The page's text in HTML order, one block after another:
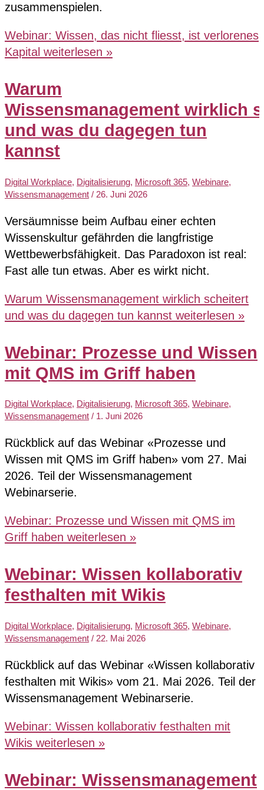
zusammenspielen.
Webinar: Wissen, das nicht fliesst, ist verlorenes
Kapital weiterlesen »
Warum
Wissensmanagement wirklich
und was du dagegen tun
kannst
Digital Workplace, Digitalisierung, Microsoft 365, Webinare,
Wissensmanagement / 26. Juni 2026
Versäumnisse beim Aufbau einer echten
Wissenskultur gefährden die langfristige
Wettbewerbsfähigkeit. Das Paradoxon ist real:
Fast alle tun etwas. Aber es wirkt nicht.
Warum Wissensmanagement wirklich scheitert
und was du dagegen tun kannst weiterlesen »
Webinar: Prozesse und Wissen
mit QMS im Griff haben
Digital Workplace, Digitalisierung, Microsoft 365, Webinare,
Wissensmanagement / 1. Juni 2026
Rückblick auf das Webinar «Prozesse und
Wissen mit QMS im Griff haben» vom 27. Mai
2026. Teil der Wissensmanagement
Webinarserie.
Webinar: Prozesse und Wissen mit QMS im
Griff haben weiterlesen »
Webinar: Wissen kollaborativ
festhalten mit Wikis
Digital Workplace, Digitalisierung, Microsoft 365, Webinare,
Wissensmanagement / 22. Mai 2026
Rückblick auf das Webinar «Wissen kollaborativ
festhalten mit Wikis» vom 21. Mai 2026. Teil der
Wissensmanagement Webinarserie.
Webinar: Wissen kollaborativ festhalten mit
Wikis weiterlesen »
Webinar: Wissensmanagement